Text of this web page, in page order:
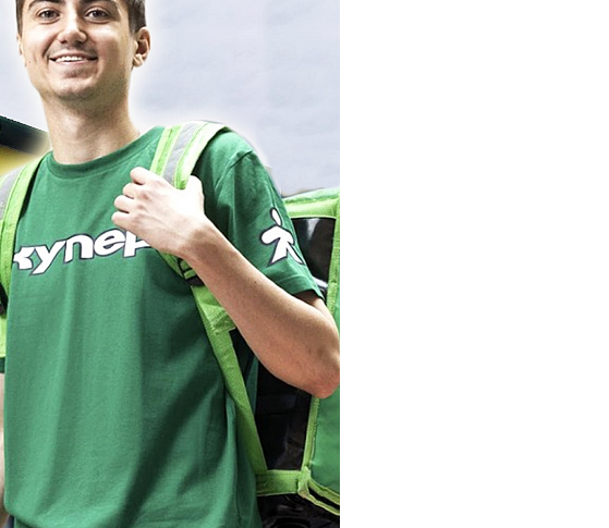
Avgust
BAMA
Bayer Garden
BMC
Bona Forte
Dacha Group
Dr.Klaus
Expert Garden
expert home
Green Boom
GRIZZLY
HoZelock